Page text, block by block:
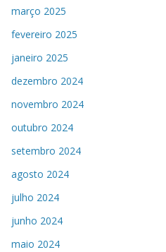
março 2025
fevereiro 2025
janeiro 2025
dezembro 2024
novembro 2024
outubro 2024
setembro 2024
agosto 2024
julho 2024
junho 2024
maio 2024